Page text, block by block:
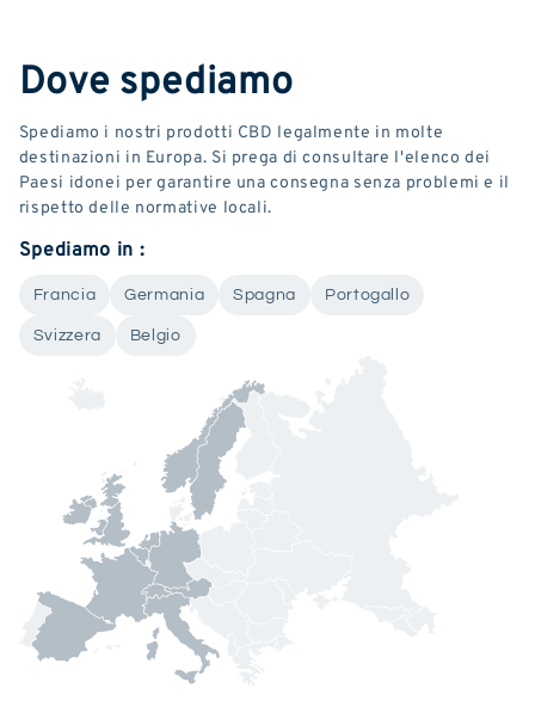
Dove spediamo
Spediamo i nostri prodotti CBD legalmente in molte
destinazioni in Europa. Si prega di consultare l'elenco dei
Paesi idonei per garantire una consegna senza problemi e il
rispetto delle normative locali.
Spediamo in :
Francia Germania Spagna Portogallo
Svizzera Belgio